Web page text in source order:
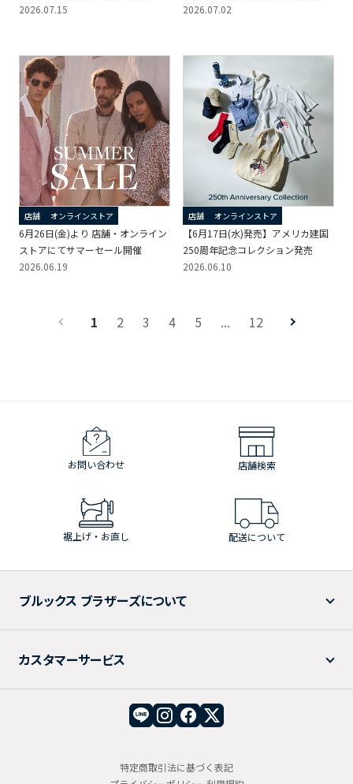
「Upcycle Collage Lab in Brooks
2026.07.15
新色
2026.07.02
店舗 オンラインストア
6月26日(金)より 店舗・オンライン
ストアにてサマーセール開催
2026.06.19
店舗 オンラインストア
【6月17日(水)発売】アメリカ建国
250周年記念コレクション発売
2026.06.10
1 2 3 4 5 ... 12
お問い合わせ 店舗検索
裾上げ・お直し 配送について
ブルックス ブラザーズについて
カスタマーサービス
特定商取引法に基づく表記